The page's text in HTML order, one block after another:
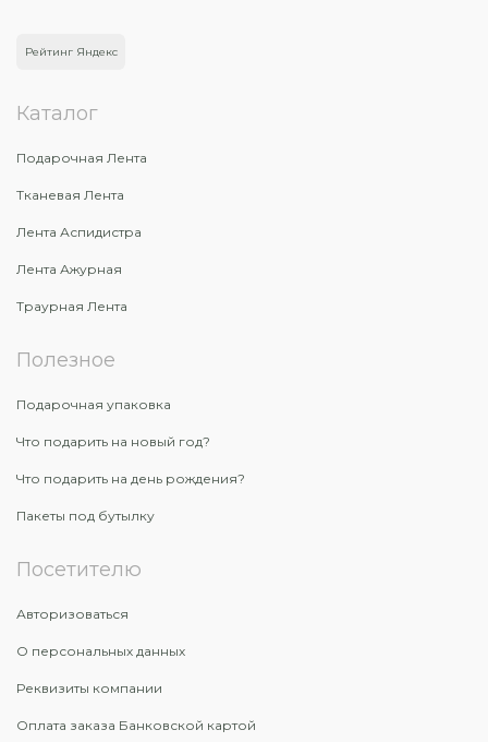
Рейтинг Яндекс
Каталог
Подарочная Лента
Тканевая Лента
Лента Аспидистра
Лента Ажурная
Траурная Лента
Полезное
Подарочная упаковка
Что подарить на новый год?
Что подарить на день рождения?
Пакеты под бутылку
Посетителю
Авторизоваться
О персональных данных
Реквизиты компании
Оплата заказа Банковской картой